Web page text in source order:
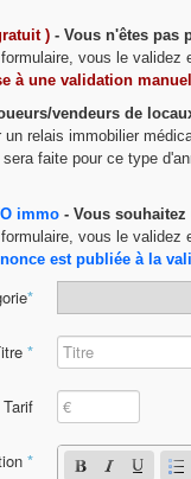
) - Vous n'êtes pas
vous le validez
à une validation
vendeurs de
un relais immobilier
faite pour ce type
immo - Vous
vous le validez
est publiée à la
*
*
Tarif
*